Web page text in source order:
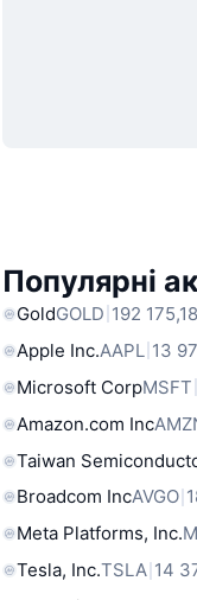
Популярні
GoldGOLD 192
Apple Inc.AAPL 13
Microsoft CorpMSFT
Amazon.com Inc
Taiwan
Broadcom IncAVGO
Meta Platforms, Inc.
Tesla, Inc.TSLA 14